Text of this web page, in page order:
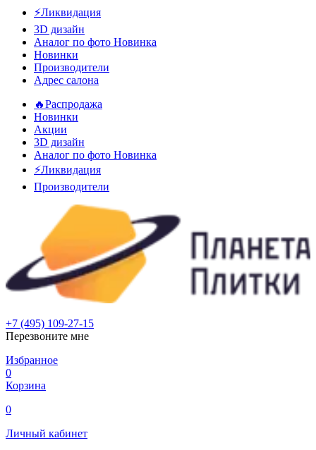
⚡️Ликвидация
3D дизайн
Аналог по фото Новинка
Новинки
Производители
Адрес салона
🔥Распродажа
Новинки
Акции
3D дизайн
Аналог по фото Новинка
⚡Ликвидация
Производители
+7 (495) 109-27-15
Перезвоните мне
Избранное
0
Корзина
0
Личный кабинет